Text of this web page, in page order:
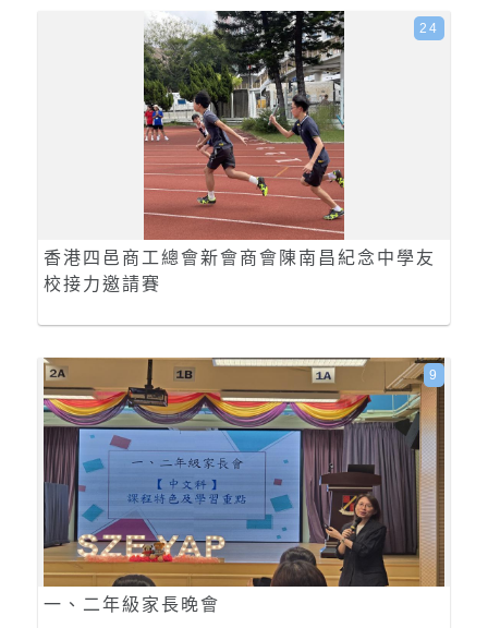
香港四邑商工總會新會商會陳南昌紀念中學友
校接力邀請賽
24
一、二年級家長晚會
9